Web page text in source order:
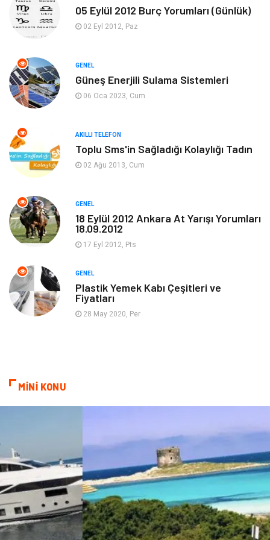
Ekonomi
Elektrik Elektronik
Tanıtıcı Reklam Alışveriş
Dekorasyon Tatil
Makine
Güzellik & Bakım
Organizasyon
Hizmet
Aksesuar
05 Eylül 2012 Burç Yorumları (Günlük)
02 Eyl 2012, Paz
GENEL
Güneş Enerjili Sulama Sistemleri
06 Oca 2023, Cum
AKILLI TELEFON
Toplu Sms'in Sağladığı Kolaylığı Tadın
02 Ağu 2013, Cum
GENEL
18 Eylül 2012 Ankara At Yarışı Yorumları
18.09.2012
17 Eyl 2012, Pts
GENEL
Plastik Yemek Kabı Çeşitleri ve
Fiyatları
28 May 2020, Per
MİNİ KONU